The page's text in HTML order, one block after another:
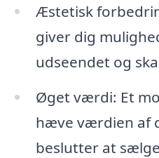
Æstetisk
giver dig
udseendet og
Øget værdi: Et
hæve værdien af
beslutter at